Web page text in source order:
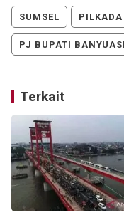
SUMSEL PILKADA
PJ BUPATI
Terkait